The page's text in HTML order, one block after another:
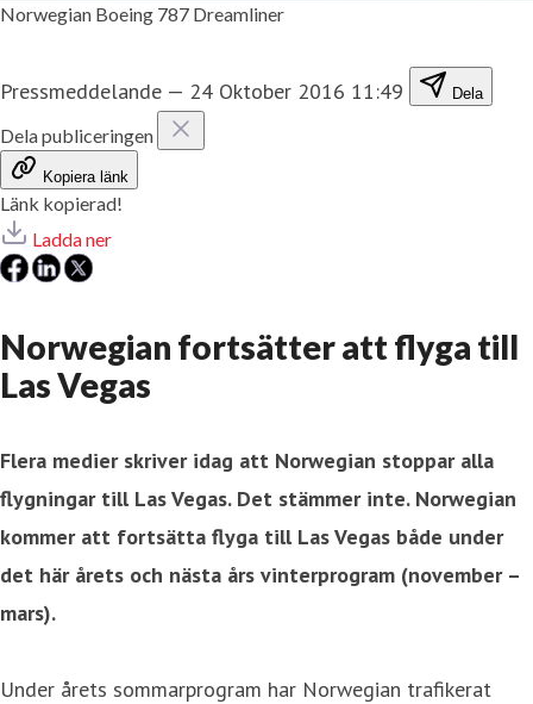
Norwegian Boeing 787 Dreamliner
Pressmeddelande — 24 Oktober 2016 11:49 Dela
Dela publiceringen
Kopiera länk
Länk kopierad!
Ladda ner
Norwegian fortsätter att flyga till
Las Vegas
Flera medier skriver idag att Norwegian stoppar alla
flygningar till Las Vegas. Det stämmer inte. Norwegian
kommer att fortsätta flyga till Las Vegas både under
det här årets och nästa års vinterprogram (november –
mars).
Under årets sommarprogram har Norwegian trafikerat